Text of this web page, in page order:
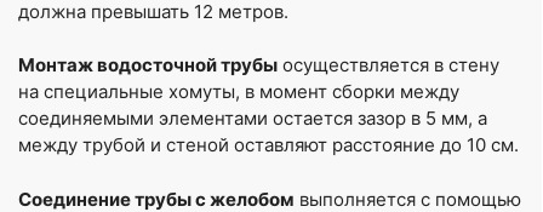
должна превышать 12 метров.
Монтаж водосточной трубы осуществляется в стену
на специальные хомуты, в момент сборки между
соединяемыми элементами остается зазор в 5 мм, а
между трубой и стеной оставляют расстояние до 10 см.
Соединение трубы с желобом выполняется с помощью